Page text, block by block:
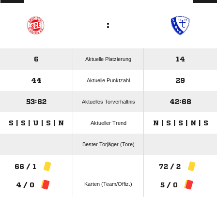
:
6 Aktuelle Platzierung 14
44 Aktuelle Punktzahl 29
53:62 Aktuelles Torverhältnis 42:68
S | S | U | S | N Aktueller Trend N | S | S | N | S
Bester Torjäger (Tore)
66 / 1
4 / 0 Karten (Team/Offiz.)
72 / 2
5 / 0